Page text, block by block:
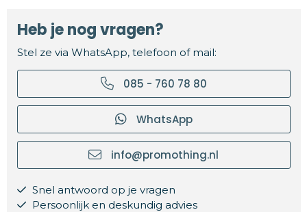
Heb je nog vragen?
Stel ze via WhatsApp, telefoon of mail:
085 - 760 78 80
WhatsApp
info@promothing.nl
Snel antwoord op je vragen
Persoonlijk en deskundig advies